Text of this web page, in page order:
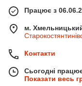
Працює з
м.
Контакти
Сьогодні
Показати весь